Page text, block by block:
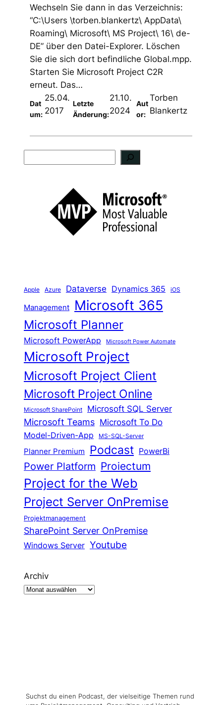
Wechseln Sie dann in das Verzeichnis:
“C:\Users \torben.blankertz\ AppData\
Roaming\ Microsoft\ MS Project\ 16\ de-
DE” über den Datei-Explorer. Löschen
Sie die sich dort befindliche Global.mpp.
Starten Sie Microsoft Project C2R
erneut. Das…
Dat
um:
25.04.
2017
Letzte
Änderung:
21.10.
2024
Aut
or:
Torben
Blankertz
Apple Azure Dataverse Dynamics 365 iOS
Management Microsoft 365
Microsoft Planner
Microsoft PowerApp Microsoft Power Automate
Microsoft Project
Microsoft Project Client
Microsoft Project Online
Microsoft SharePoint Microsoft SQL Server
Microsoft Teams Microsoft To Do
Model-Driven-App MS-SQL-Server
Planner Premium Podcast PowerBi
Power Platform Proiectum
Project for the Web
Project Server OnPremise
Projektmanagement
SharePoint Server OnPremise
Windows Server Youtube
Archiv
Suchst du einen Podcast, der vielseitige Themen rund